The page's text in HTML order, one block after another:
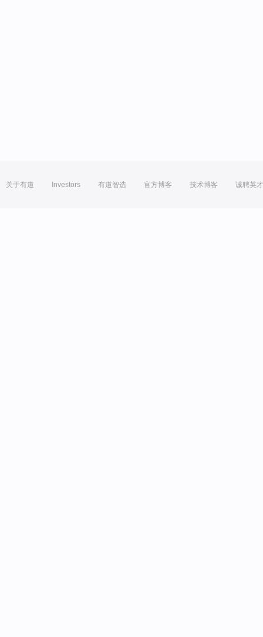
关于有道 Investors 有道智选 官方博客 技术博客 诚聘英才